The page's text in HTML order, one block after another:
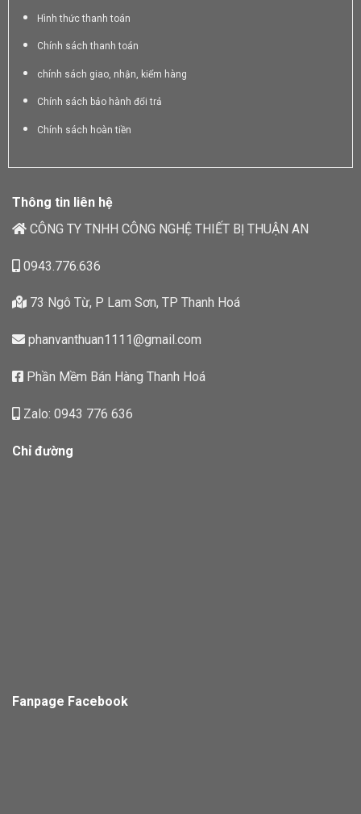
Hình thức thanh toán
Chính sách thanh toán
chính sách giao, nhận, kiểm hàng
Chính sách bảo hành đổi trả
Chính sách hoàn tiền
Thông tin liên hệ
CÔNG TY TNHH CÔNG NGHỆ THIẾT BỊ THUẬN AN
0943.776.636
73 Ngô Từ, P Lam Sơn, TP Thanh Hoá
phanvanthuan1111@gmail.com
Phần Mềm Bán Hàng Thanh Hoá
Zalo: 0943 776 636
Chỉ đường
Fanpage Facebook